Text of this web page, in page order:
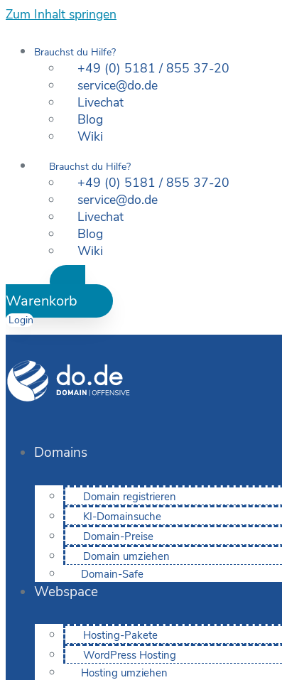
Zum Inhalt springen
Brauchst du Hilfe?
+49 (0) 5181 / 855 37-20
service@do.de
Livechat
Blog
Wiki
Brauchst du Hilfe?
+49 (0) 5181 / 855 37-20
service@do.de
Livechat
Blog
Wiki
Warenkorb
Login
Domains
Domain registrieren
KI-Domainsuche
Domain-Preise
Domain umziehen
Domain-Safe
Webspace
Hosting-Pakete
WordPress Hosting
Hosting umziehen